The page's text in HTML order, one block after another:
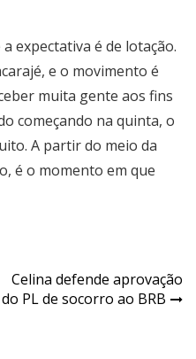
expectativa é de lotação.
e o movimento é
muita gente aos fins
começando na quinta, o
A partir do meio da
é o momento em que
Celina defende aprovação
do PL de socorro ao BRB